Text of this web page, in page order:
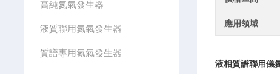
高純氮氣發生器
液質聯用氮氣發生器
質譜專用氮氣發生器
應用領域
液相質譜聯用儀